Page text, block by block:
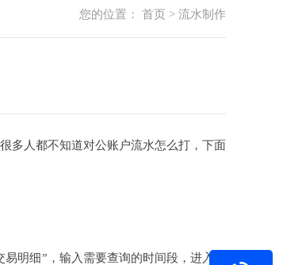
您的位置： 首页 > 流水制作
多人都不知道对公账户流水怎么打，下面
明细”，输入需要查询的时间段，进入下